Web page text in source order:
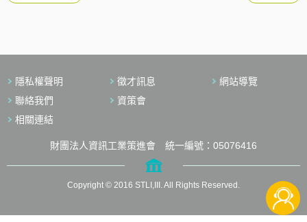
隱私權聲明 徵才訊息
網站導覽
聯絡我們
資策會
相關連結
財團法人資訊工業策進會 統一編號：05076416
Copyright © 2016 STLI,III. All Rights Reserved.